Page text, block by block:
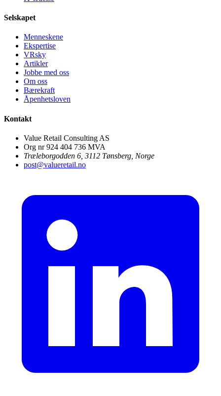
Selskapet
Menneskene
Ekspertise
VRsky
Artikler
Jobbe med oss
Om oss
Bærekraft
Åpenhetsloven
Kontakt
Value Retail Consulting AS
Org nr 924 404 736 MVA
Træleborgodden 6, 3112 Tønsberg, Norge
post@valueretail.no